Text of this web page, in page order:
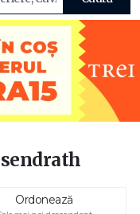
Ordonează